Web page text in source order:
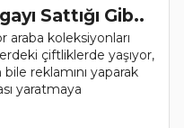
Sattığı Gib..
araba koleksiyonları
çiftliklerde yaşıyor,
reklamını yaparak
yaratmaya